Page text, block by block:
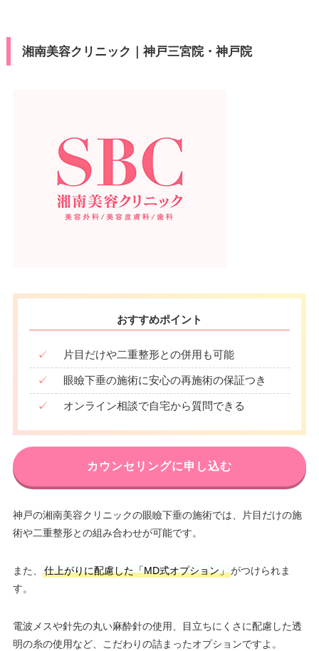
湘南美容クリニック｜神戸三宮院・神戸院
おすすめポイント
✓ 片目だけや二重整形との併用も可能
✓ 眼瞼下垂の施術に安心の再施術の保証つき
✓ オンライン相談で自宅から質問できる
カウンセリングに申し込む
神戸の湘南美容クリニックの眼瞼下垂の施術では、片目だけの施
術や二重整形との組み合わせが可能です。
また、 仕上がりに配慮した「MD式オプション」がつけられま
す。
電波メスや針先の丸い麻酔針の使用、目立ちにくさに配慮した透
明の糸の使用など、こだわりの詰まったオプションですよ。